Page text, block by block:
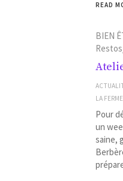
READ
BIEN
LA
Pour
un
saine,